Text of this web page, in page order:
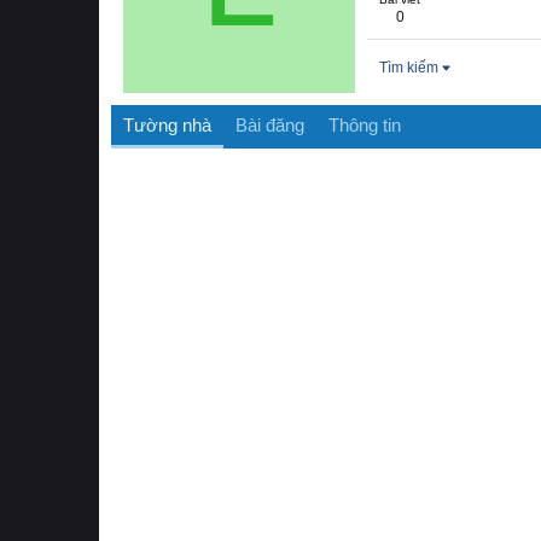
0
Tìm kiếm
Tường nhà Bài đăng Thông tin